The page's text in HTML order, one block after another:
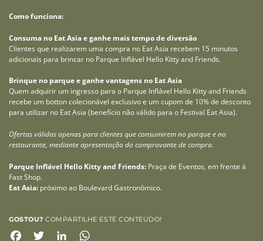
Como funciona:
Consuma no Eat Asia e ganhe mais tempo de diversão
Clientes que realizarem uma compra no Eat Asia recebem 15 minutos
adicionais para brincar no Parque Inflável Hello Kitty and Friends.
Brinque no parque e ganhe vantagens no Eat Asia
Quem adquirir um ingresso para o Parque Inflável Hello Kitty and Friends
recebe um botton colecionável exclusivo e um cupom de 10% de desconto
para utilizar no Eat Asia (benefício não válido para o Festival Eat Asia).
Ofertas válidas apenas para clientes que consumirem no parque e no
restaurante, mediante apresentação do comprovante de compra.
Parque Inflável Hello Kitty and Friends: Praça de Eventos, em frente à
Fast Shop.
Eat Asia: próximo ao Boulevard Gastronômico.
GOSTOU? COMPARTILHE ESTE CONTEÚDO!
Facebook
TwitterLinkedIn